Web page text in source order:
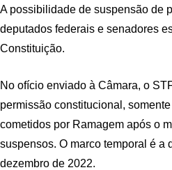
A possibilidade de suspensão de
deputados federais e senadores
Constituição.
No ofício enviado à Câmara, o
permissão constitucional,
cometidos por Ramagem após o
suspensos. O marco temporal é a
dezembro de 2022.